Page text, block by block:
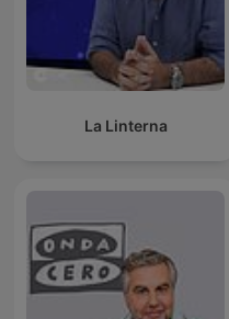
La Linterna